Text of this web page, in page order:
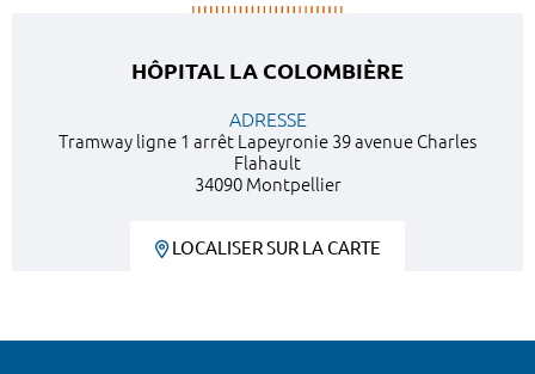
HÔPITAL LA COLOMBIÈRE
ADRESSE
Tramway ligne 1 arrêt Lapeyronie 39 avenue Charles
Flahault
34090 Montpellier
LOCALISER SUR LA CARTE